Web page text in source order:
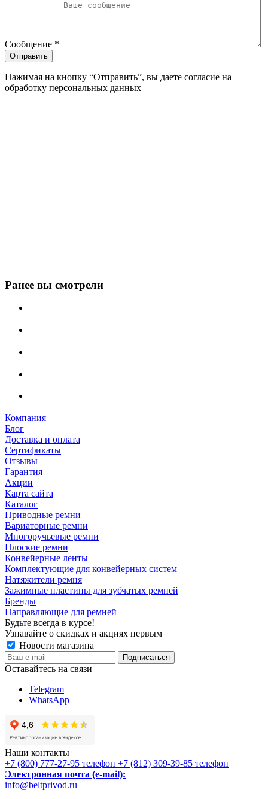
Сообщение *
Нажимая на кнопку “Отправить”, вы даете согласие на
обработку персональных данных
Ранее вы смотрели
Компания
Блог
Доставка и оплата
Сертификаты
Отзывы
Гарантия
Акции
Карта сайта
Каталог
Приводные ремни
Вариаторные ремни
Многоручьевые ремни
Плоские ремни
Конвейерные ленты
Комплектующие для конвейерных систем
Натяжители ремня
Зажимные пластины для зубчатых ремней
Бренды
Направляющие для ремней
Будьте всегда в курсе!
Узнавайте о скидках и акциях первым
Новости магазина
Оставайтесь на связи
Telegram
WhatsApp
Наши контакты
+7 (800) 777-27-95 телефон +7 (812) 309-39-85 телефон
Электронная почта (e-mail):
info@beltprivod.ru